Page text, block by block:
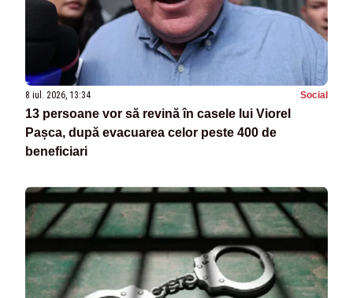
8 iul. 2026, 13:34 Social
13 persoane vor să revină în casele lui Viorel
Pașca, după evacuarea celor peste 400 de
beneficiari